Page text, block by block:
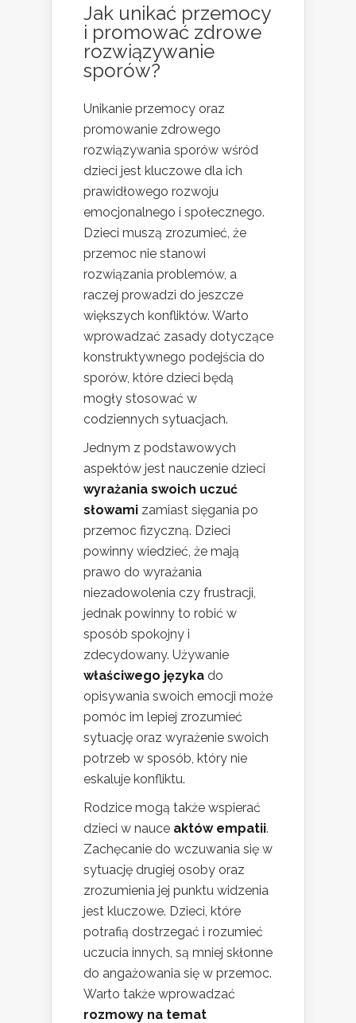
Jak unikać przemocy
i promować zdrowe
rozwiązywanie
sporów?
Unikanie przemocy oraz
promowanie zdrowego
rozwiązywania sporów wśród
dzieci jest kluczowe dla ich
prawidłowego rozwoju
emocjonalnego i społecznego.
Dzieci muszą zrozumieć, że
przemoc nie stanowi
rozwiązania problemów, a
raczej prowadzi do jeszcze
większych konfliktów. Warto
wprowadzać zasady dotyczące
konstruktywnego podejścia do
sporów, które dzieci będą
mogły stosować w
codziennych sytuacjach.
Jednym z podstawowych
aspektów jest nauczenie dzieci
wyrażania swoich uczuć
słowami zamiast sięgania po
przemoc fizyczną. Dzieci
powinny wiedzieć, że mają
prawo do wyrażania
niezadowolenia czy frustracji,
jednak powinny to robić w
sposób spokojny i
zdecydowany. Używanie
właściwego języka do
opisywania swoich emocji może
pomóc im lepiej zrozumieć
sytuację oraz wyrażenie swoich
potrzeb w sposób, który nie
eskaluje konfliktu.
Rodzice mogą także wspierać
dzieci w nauce aktów empatii.
Zachęcanie do wczuwania się w
sytuację drugiej osoby oraz
zrozumienia jej punktu widzenia
jest kluczowe. Dzieci, które
potrafią dostrzegać i rozumieć
uczucia innych, są mniej skłonne
do angażowania się w przemoc.
Warto także wprowadzać
rozmowy na temat